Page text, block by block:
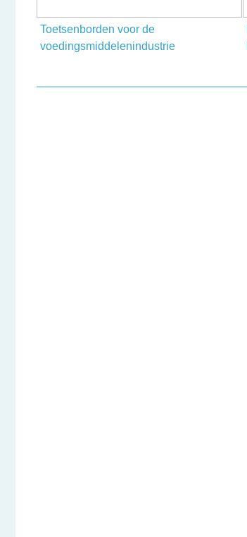
Onderwerp
Toetsenborden voor de
voedingsmiddelenindustrie